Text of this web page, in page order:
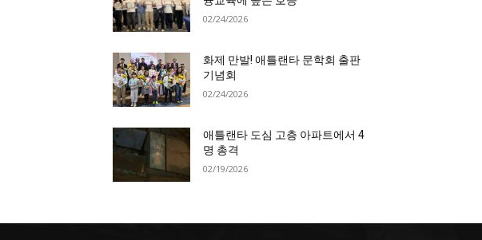
02/24/2026
화제 만발! 애틀랜타 문학회 출판
기념회
02/24/2026
애틀랜타 도심 고층 아파트에서 4
명 총격
02/19/2026